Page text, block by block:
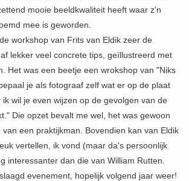
mooie beeldkwaliteit heeft waar z'n
mee is geworden.
workshop van Frits van Eldik zeer de
lekker veel concrete tips, geïllustreerd met
Het was een beetje een wrokshop van "Niks
je als fotograaf zelf wat er op de plaat
wil je even wijzen op de gevolgen van de
Die opzet bevalt me wel, het was gewoon
een praktijkman. Bovendien kan van Eldik
vertellen, ik vond (maar da's persoonlijk
interessanter dan die van William Rutten.
evenement, hopelijk volgend jaar weer!